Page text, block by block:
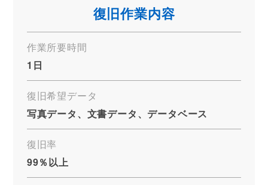
復旧作業内容
作業所要時間
1日
復旧希望データ
写真データ、文書データ、データベース
復旧率
99％以上